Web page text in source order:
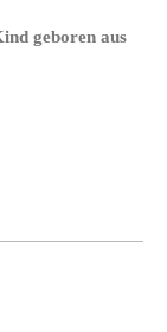
geboren aus